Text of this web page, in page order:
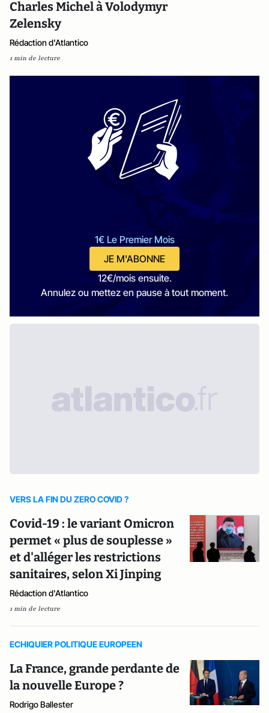
Charles Michel à Volodymyr
Zelensky
Rédaction d'Atlantico
1 min de lecture
1€ Le Premier Mois
JE M'ABONNE
12€/mois ensuite.
Annulez ou mettez en pause à tout moment.
VERS LA FIN DU ZERO COVID ?
Covid-19 : le variant Omicron
permet « plus de souplesse »
et d'alléger les restrictions
sanitaires, selon Xi Jinping
Rédaction d'Atlantico
1 min de lecture
ECHIQUIER POLITIQUE EUROPEEN
La France, grande perdante de
la nouvelle Europe ?
Rodrigo Ballester